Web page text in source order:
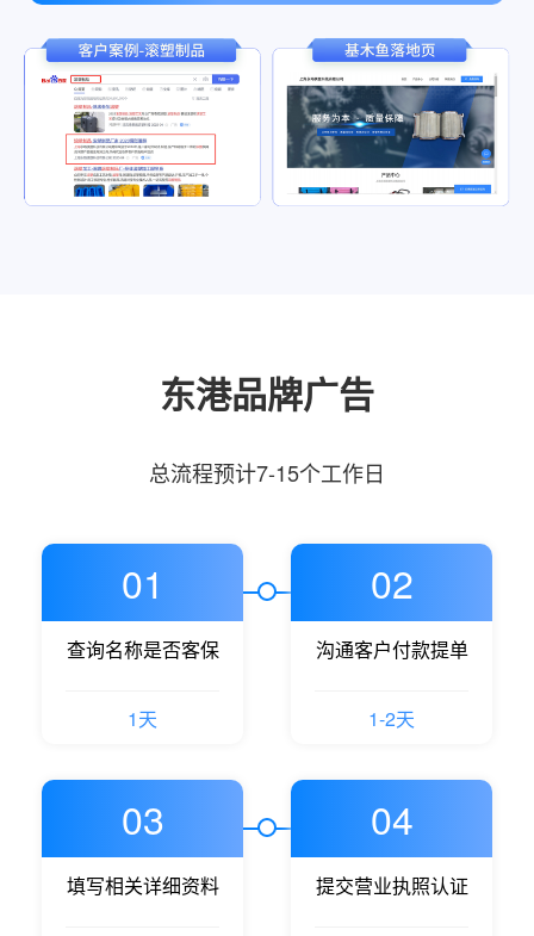
东港品牌广告
总流程预计7-15个工作日
01
查询名称是否客保
1天
02
沟通客户付款提单
1-2天
03
填写相关详细资料
04
提交营业执照认证